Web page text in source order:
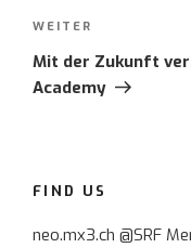
Nächster
Beitrag
WEITER
Mit der Zukunft
Academy
FIND US
neo.mx3.ch @SRF